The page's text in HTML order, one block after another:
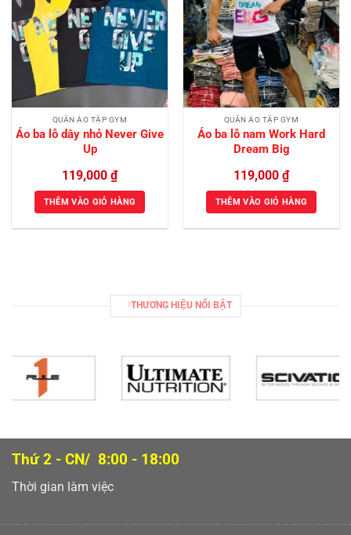
Add to
Wishlist
QUẦN ÁO TẬP GYM
Áo ba lỗ dây nhỏ Never Give
Up
119,000 ₫
THÊM VÀO GIỎ HÀNG
Add to
Wishlist
QUẦN ÁO TẬP GYM
Áo ba lỗ nam Work Hard
Dream Big
119,000 ₫
THÊM VÀO GIỎ HÀNG
THƯƠNG HIỆU NỔI BẬT
Thứ 2 - CN/ 8:00 - 18:00
Thời gian làm việc